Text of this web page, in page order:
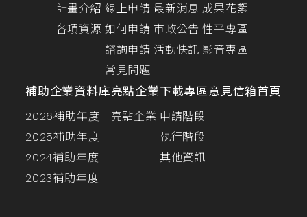
計畫介紹
各項資源
線上申請
如何申請
諮詢申請
常見問題
最新消息
市政公告
活動快訊
成果花絮
性平專區
影音專區
補助企業資料庫
2026補助年度
2025補助年度
2024補助年度
2023補助年度
亮點企業
亮點企業
下載專區
申請階段
執行階段
其他資訊
意見信箱首頁